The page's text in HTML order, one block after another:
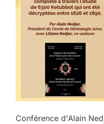
Conférence d'Alain